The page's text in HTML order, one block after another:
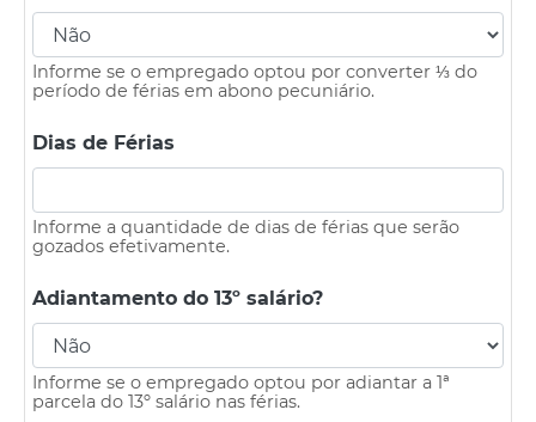
Informe se o empregado optou por converter ⅓ do
período de férias em abono pecuniário.
Dias de Férias
Informe a quantidade de dias de férias que serão
gozados efetivamente.
Adiantamento do 13º salário?
Informe se o empregado optou por adiantar a 1ª
parcela do 13º salário nas férias.